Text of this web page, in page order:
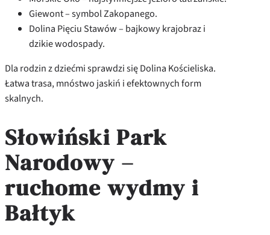
Giewont – symbol Zakopanego.
Dolina Pięciu Stawów – bajkowy krajobraz i
dzikie wodospady.
Dla rodzin z dziećmi sprawdzi się Dolina Kościeliska.
Łatwa trasa, mnóstwo jaskiń i efektownych form
skalnych.
Słowiński Park
Narodowy –
ruchome wydmy i
Bałtyk